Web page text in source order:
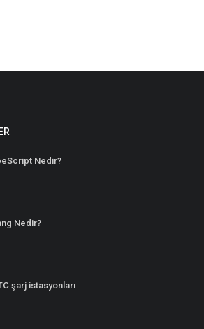
Nedir?
Nedir?
şarj istasyonları